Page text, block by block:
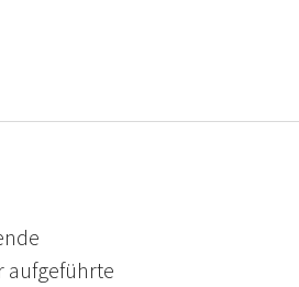
aufgeführte